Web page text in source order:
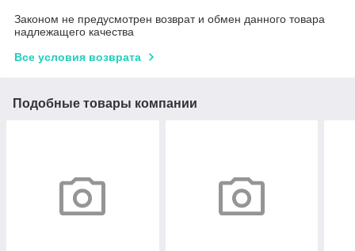
Законом не предусмотрен возврат и обмен данного товара
надлежащего качества
Все условия возврата
Подобные товары компании